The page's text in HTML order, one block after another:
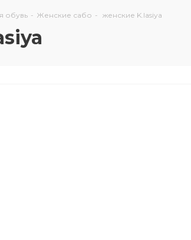
обувь - Женские сабо - женские K.lasiya